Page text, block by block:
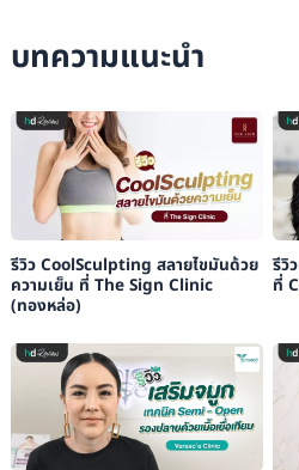
บทความแนะนำ
รีวิว CoolSculpting สลายไขมันด้วย
ความเย็น ที่ The Sign Clinic
(ทองหล่อ)
รีวิ
ที่